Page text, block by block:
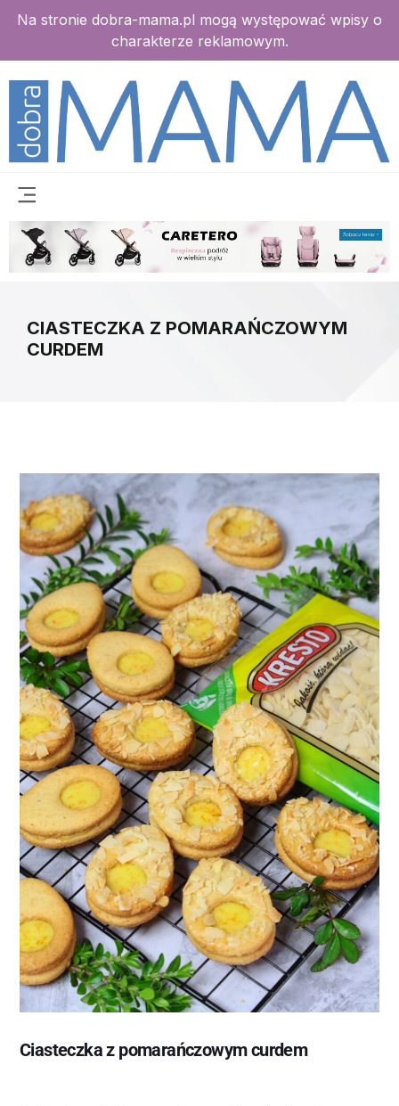
Na stronie dobra-mama.pl mogą występować wpisy o
charakterze reklamowym.
CIASTECZKA Z POMARAŃCZOWYM
CURDEM
Ciasteczka z pomarańczowym curdem